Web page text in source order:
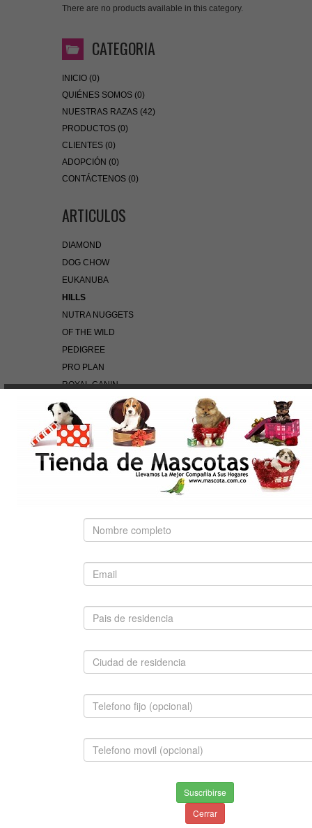
There are no products available in this category.
CATEGORIA
INICIO (0)
QUIÉNES SOMOS (0)
NUESTRAS RAZAS (42)
PRODUCTOS (0)
CLIENTES (0)
ADOPCIÓN (0)
CONTÁCTENOS (0)
ARTICULOS
DIAMOND
DOG CHOW
EUKANUBA
HILLS
NUTRA NUGGETS
OF THE WILD
PEDIGREE
PRO PLAN
ROYAL CANIN
BÚSQUEDA RÁPIDA
Use palabras clave para encontrar el producto que
busca.
Búsqueda Avanzada
SUGERIDO
$650,000.00
INFORMACION
Suscribirse
Cerrar